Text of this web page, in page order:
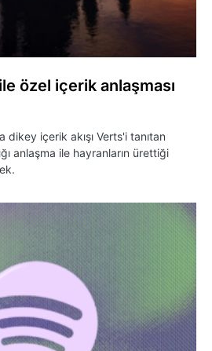
özel içerik anlaşması
dikey içerik akışı Verts'i tanıtan
anlaşma ile hayranların ürettiği